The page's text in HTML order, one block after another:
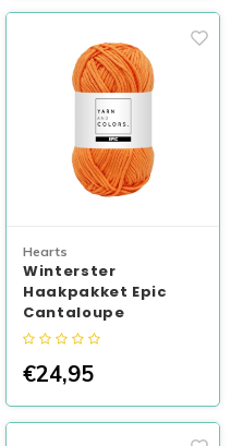
Hearts
Winterster
Haakpakket Epic
Cantaloupe
€24,95